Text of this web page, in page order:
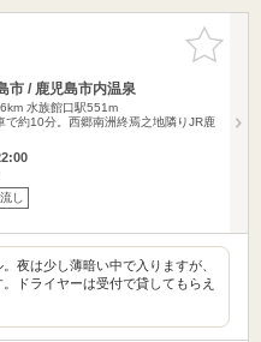
お気に入
りに追加
市 / 鹿児島市内温泉
水族館口駅551m
で約10分。西郷南洲終焉之地隣りJR鹿
し
夜は少し薄暗い中で入りますが、
ドライヤーは受付で貸してもらえ